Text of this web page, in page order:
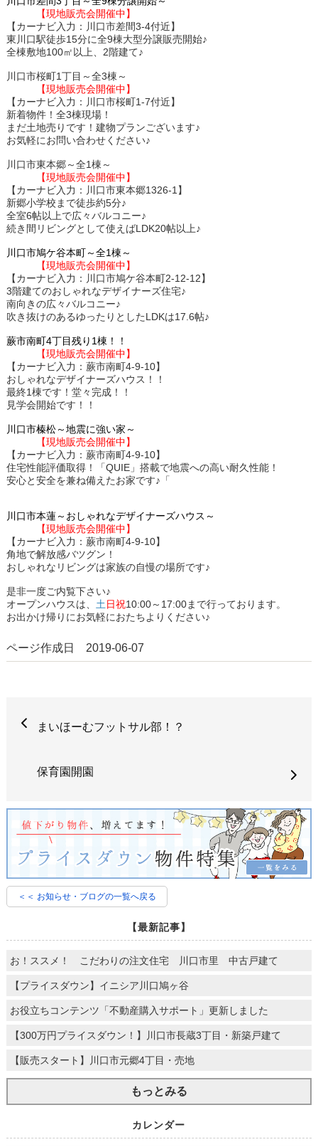
【現地販売会開催中】
【カーナビ入力：川口市差間3-4付近】
東川口駅徒歩15分に全9棟大型分譲販売開始♪
全棟敷地100㎡以上、2階建て♪
川口市桜町1丁目～全3棟～
【現地販売会開催中】
【カーナビ入力：川口市桜町1-7付近】
新着物件！全3棟現場！
まだ土地売りです！建物プランございます♪
お気軽にお問い合わせください♪
川口市東本郷～全1棟～
【現地販売会開催中】
【カーナビ入力：川口市東本郷1326-1】
新郷小学校まで徒歩約5分♪
全室6帖以上で広々バルコニー♪
続き間リビングとして使えばLDK20帖以上♪
川口市鳩ケ谷本町～全1棟～
【現地販売会開催中】
【カーナビ入力：川口市鳩ケ谷本町2-12-12】
3階建てのおしゃれなデザイナーズ住宅♪
南向きの広々バルコニー♪
吹き抜けのあるゆったりとしたLDKは17.6帖♪
蕨市南町4丁目残り1棟！！
【現地販売会開催中】
【カーナビ入力：蕨市南町4-9-10】
おしゃれなデザイナーズハウス！！
最終1棟です！堂々完成！！
見学会開始です！！
川口市榛松～地震に強い家～
【現地販売会開催中】
【カーナビ入力：蕨市南町4-9-10】
住宅性能評価取得！「QUIE」搭載で地震への高い耐久性能！
安心と安全を兼ね備えたお家です♪「
川口市本蓮～おしゃれなデザイナーズハウス～
【現地販売会開催中】
【カーナビ入力：蕨市南町4-9-10】
角地で解放感バツグン！
おしゃれなリビングは家族の自慢の場所です♪
是非一度ご内覧下さい♪
オープンハウスは、 土日祝10:00～17:00まで行っております。
お出かけ帰りにお気軽におたちよりください♪
ページ作成日 2019-06-07
まいほーむフットサル部！？
保育園開園
＜＜ お知らせ・ブログの一覧へ戻る
【最新記事】
お！ススメ！ こだわりの注文住宅 川口市里 中古戸建て
【プライスダウン】イニシア川口鳩ヶ谷
お役立ちコンテンツ「不動産購入サポート」更新しました
【300万円プライスダウン！】川口市長蔵3丁目・新築戸建て
【販売スタート】川口市元郷4丁目・売地
もっとみる
カレンダー